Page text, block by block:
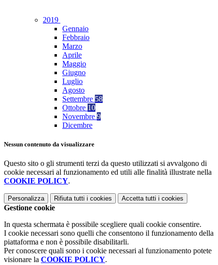
2019
Gennaio
Febbraio
Marzo
Aprile
Maggio
Giugno
Luglio
Agosto
Settembre 58
Ottobre 10
Novembre 9
Dicembre
Nessun contenuto da visualizzare
Questo sito o gli strumenti terzi da questo utilizzati si avvalgono di
cookie necessari al funzionamento ed utili alle finalità illustrate nella
COOKIE POLICY.
Personalizza Rifiuta tutti i cookies Accetta tutti i cookies
Gestione cookie
In questa schermata è possibile scegliere quali cookie consentire.
I cookie necessari sono quelli che consentono il funzionamento della
piattaforma e non è possibile disabilitarli.
Per conoscere quali sono i cookie necessari al funzionamento potete
visionare la COOKIE POLICY.